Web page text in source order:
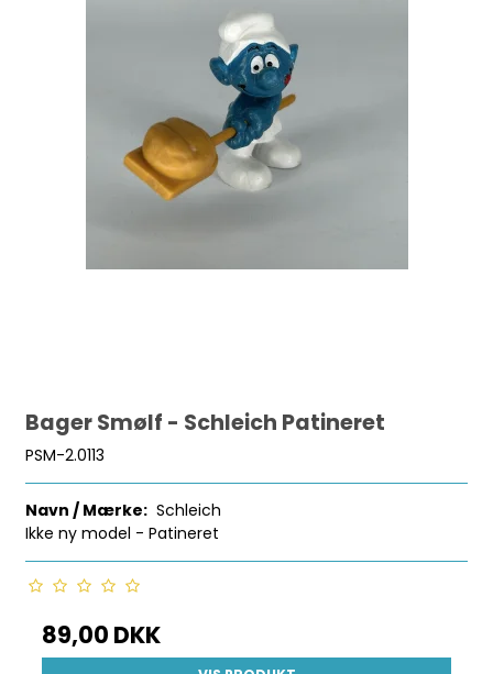
Bager Smølf - Schleich Patineret
PSM-2.0113
Navn / Mærke: Schleich
Ikke ny model - Patineret
89,00 DKK